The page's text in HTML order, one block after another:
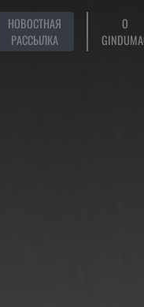
НОВОСТНАЯ
РАССЫЛКА
О